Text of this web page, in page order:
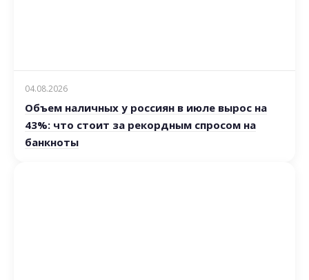
04.08.2026
Объем наличных у россиян в июле вырос на
43%: что стоит за рекордным спросом на
банкноты